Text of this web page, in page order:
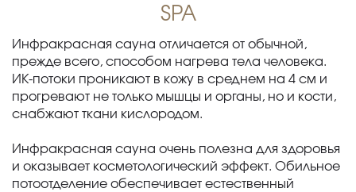
SPA
Инфракрасная сауна отличается от обычной,
прежде всего, способом нагрева тела человека.
ИК-потоки проникают в кожу в среднем на 4 см и
прогревают не только мышцы и органы, но и кости,
снабжают ткани кислородом.
Инфракрасная сауна очень полезна для здоровья
и оказывает косметологический эффект. Обильное
потоотделение обеспечивает естественный